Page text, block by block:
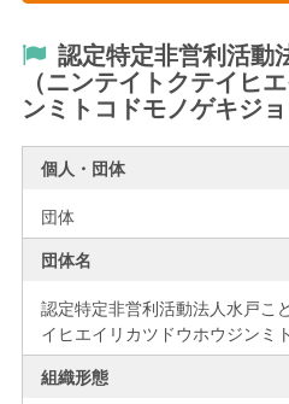
認定特定非営利活動
（ニンテイトクテイヒ
ンミトコドモノゲキジョ
個人・団体
団体
団体名
認定特定非営利活動法人水戸こ
イヒエイリカツドウホウジンミ
組織形態